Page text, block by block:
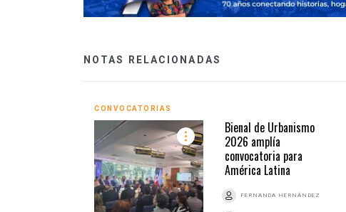
NOTAS RELACIONADAS
CONVOCATORIAS
Bienal de Urbanismo
2026 amplía
convocatoria para
América Latina
FERNANDA HERNÁNDEZ